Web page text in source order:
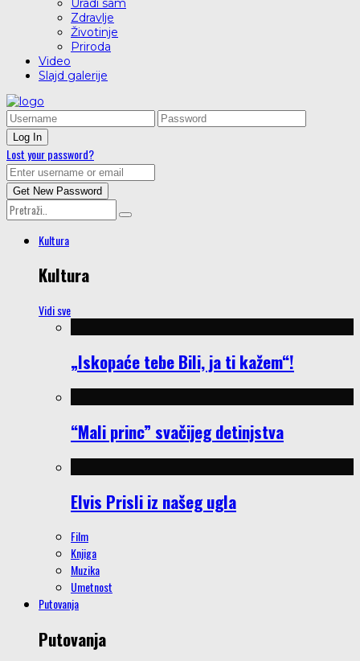
Uradi sam
Zdravlje
Životinje
Priroda
Video
Slajd galerije
Lost your password?
Kultura
Kultura
Vidi sve
„Iskopaće tebe Bili, ja ti kažem“!
“Mali princ” svačijeg detinjstva
Elvis Prisli iz našeg ugla
Film
Knjiga
Muzika
Umetnost
Putovanja
Putovanja